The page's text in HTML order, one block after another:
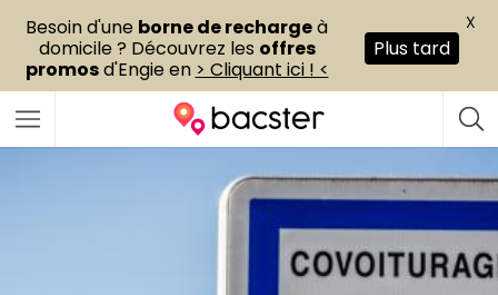
Besoin d'une borne de rechargeà
domicile ? Découvrez les offres
promosd'Engie en > Cliquant ici ! <
Plus tard
X